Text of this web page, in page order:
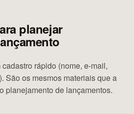
planejar
rápido (nome, e-mail,
São os mesmos materiais que a
planejamento de lançamentos.